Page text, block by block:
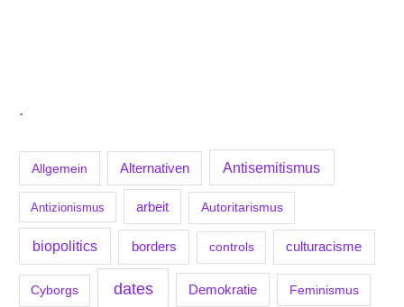
.
Allgemein Alternativen Antisemitismus
Antizionismus arbeit Autoritarismus
biopolitics borders controls culturacisme
Cyborgs dates Demokratie Feminismus